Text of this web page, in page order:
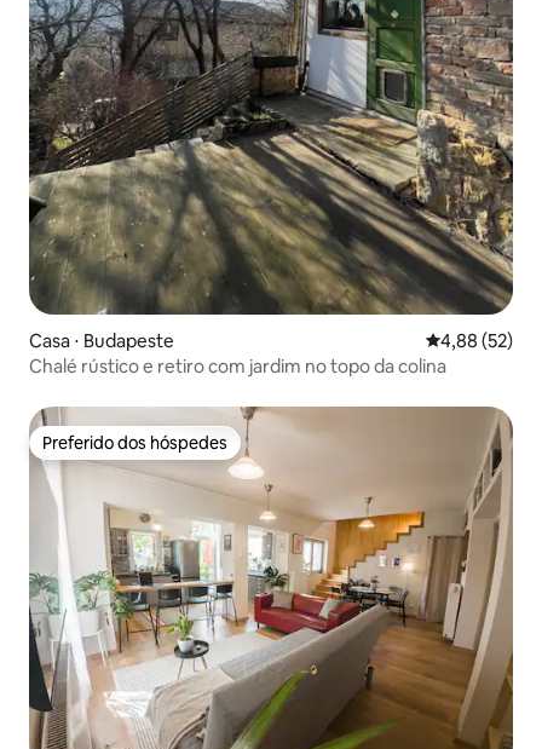
Casa ⋅ Budapeste 4,88 de uma
4,88 (52)
Chalé rústico e retiro com jardim no topo da colina
Preferido dos hóspedes
Preferido dos hóspedes